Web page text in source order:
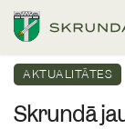
AKTUALITĀTES
Skrundā